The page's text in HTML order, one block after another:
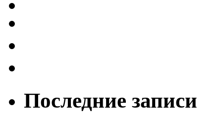
Последние записи